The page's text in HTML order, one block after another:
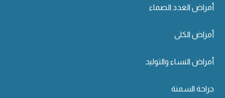
أمراض الغدد الصماء
أمراض الكلى
أمراض النساء والتوليد
جراحة السمنة